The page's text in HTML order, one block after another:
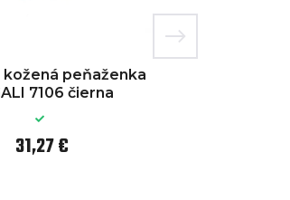
kožená peňaženka
7106 čierna
31,27 €